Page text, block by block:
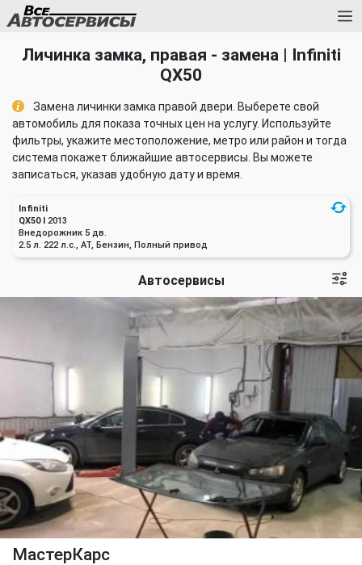
Личинка замка, правая - замена | Infiniti
QX50
Замена личинки замка правой двери. Выберете свой
автомобиль для показа точных цен на услугу. Используйте
фильтры, укажите местоположение, метро или район и тогда
система покажет ближайшие автосервисы. Вы можете
записаться, указав удобную дату и время.
Infiniti
QX50 I 2013
Внедорожник 5 дв.
2.5 л. 222 л.с., AT, Бензин, Полный привод
Автосервисы
МастерКарс